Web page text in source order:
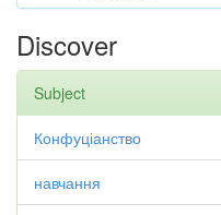
Discover
Subject
Конфуціанство
навчання